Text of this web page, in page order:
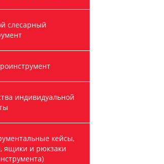
слесарный
индивидуальной
кейсы,
ящики и рюкзаки